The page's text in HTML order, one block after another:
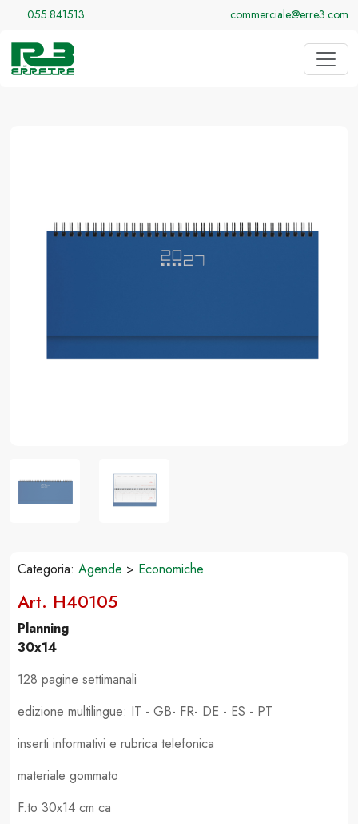
055.841513 commerciale@erre3.com
Categoria: Agende > Economiche
Art. H40105
Planning
30x14
128 pagine settimanali
edizione multilingue: IT - GB- FR- DE - ES - PT
inserti informativi e rubrica telefonica
materiale gommato
F.to 30x14 cm ca